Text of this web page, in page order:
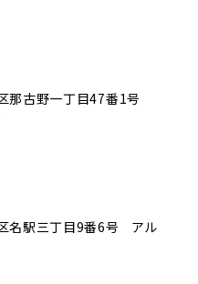
那古野一丁目47番1号
名駅三丁目9番6号 アル